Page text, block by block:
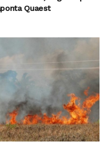
Quaest